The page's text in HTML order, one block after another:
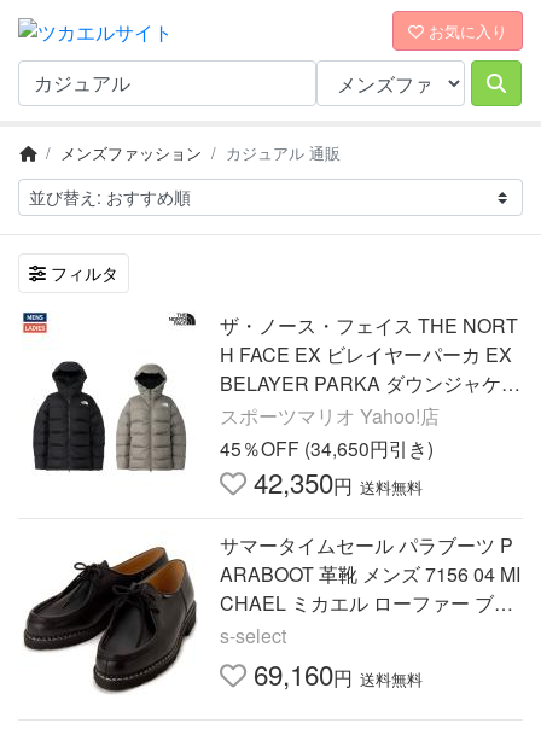
お気に入り
メンズファッション カジュアル 通販
フィルタ
ザ・ノース・フェイス THE NORT
H FACE EX ビレイヤーパーカ EX
BELAYER PARKA ダウンジャケッ
ト GORE-TEX クライミング 登山
中綿 カジュアル アウター ND9251
5
スポーツマリオ Yahoo!店
45％OFF (34,650円引き)
42,350円 送料無料
サマータイムセール パラブーツ P
ARABOOT 革靴 メンズ 7156 04 MI
CHAEL ミカエル ローファー ブラ
ック カジュアルシューズ
s-select
69,160円 送料無料